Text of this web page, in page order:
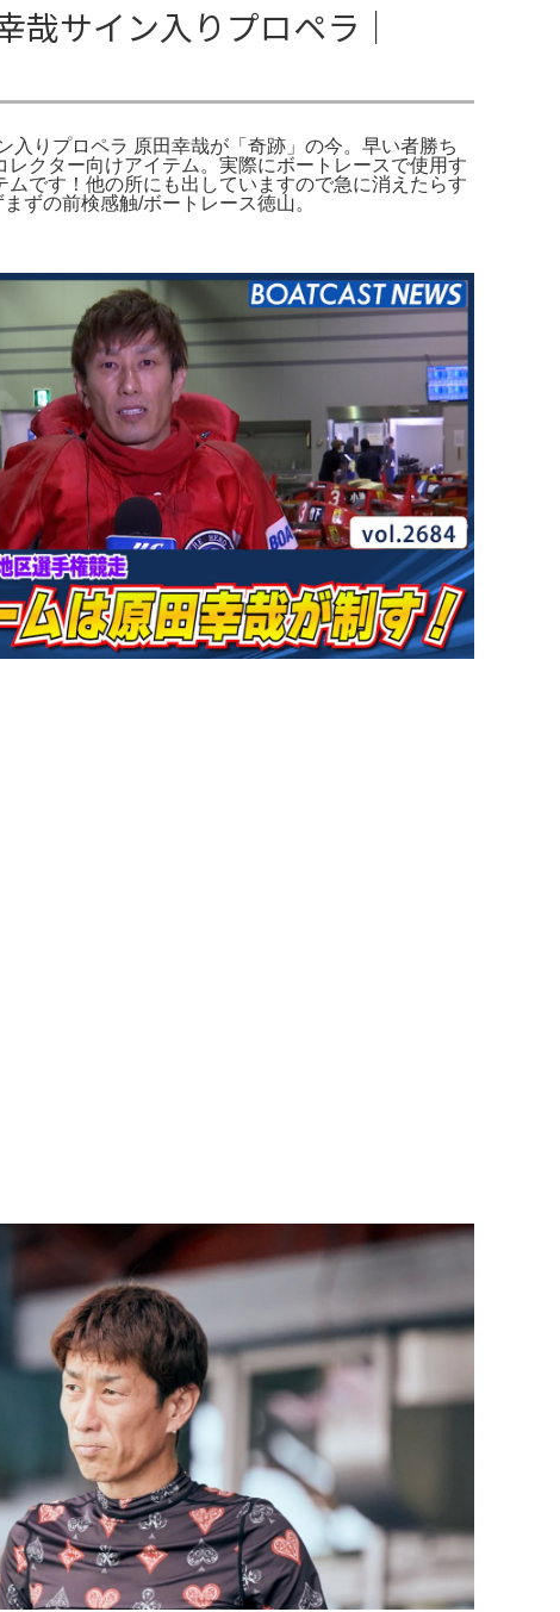
サイン入りプロペラ｜
りプロペラ 原田幸哉が「奇跡」の今。早い者勝ち
クター向けアイテム。実際にボートレースで使用す
です！他の所にも出していますので急に消えたらす
ずの前検感触/ボートレース徳山。